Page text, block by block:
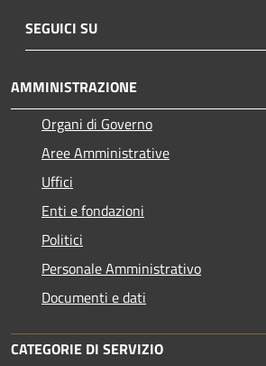
SEGUICI SU
AMMINISTRAZIONE
Organi di Governo
Aree Amministrative
Uffici
Enti e fondazioni
Politici
Personale Amministrativo
Documenti e dati
CATEGORIE DI SERVIZIO